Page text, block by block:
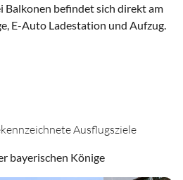
Balkonen befindet sich direkt am
E-Auto Ladestation und Aufzug.
Ausflugsziele
bayerischen Könige